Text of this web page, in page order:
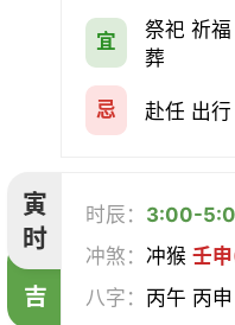
会亲友 伐木
入学
断蚁 归岫
宜
祭祀 祈
葬
忌 赴任 出
寅
时
吉
时辰： 3:00-
冲煞：冲猴壬
八字： 丙午 丙